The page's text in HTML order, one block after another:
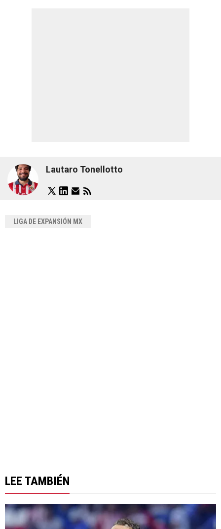
Lautaro Tonellotto
LIGA DE EXPANSIÓN MX
LEE TAMBIÉN